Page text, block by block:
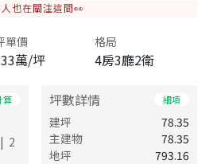
人也在關注這間👀
單價
萬/坪
格局
4房3廳2衛
算
| 2
坪數詳情 細項
建坪
78.35
主建物
78.35
地坪
793.16